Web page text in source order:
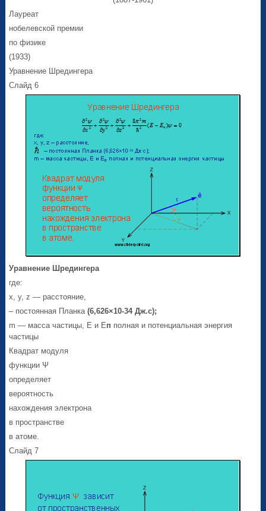
Лауреат
нобелевской премии
по физике
(1933)
Уравнение Шредингера
Слайд 6
Уравнение Шредингера
где:
x, y, z — расстояние,
– постоянная Планка(6,626×10-34 Дж.с);
m — масса частицы, E и Eп полная и потенциальная энергия
частицы
Квадрат модуля
функции Ψ
определяет
вероятность
нахождения электрона
в пространстве
в атоме.
Слайд 7